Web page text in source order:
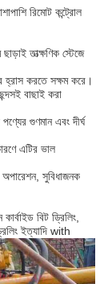
রিমোট কন্ট্রোল
তাত্ক্ষণিক স্টেজে
হ্রাস করতে সক্ষম করে।
বাছাই করা
গুণমান এবং দীর্ঘ
এটির ভাল
সুবিধাজনক
বিট ড্রিলিং,
ইত্যাদি with